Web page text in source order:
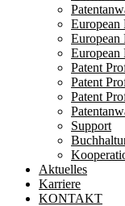
European
European
European
Patent
Patent
Patent
Support
Aktuelles
Karriere
KONTAKT